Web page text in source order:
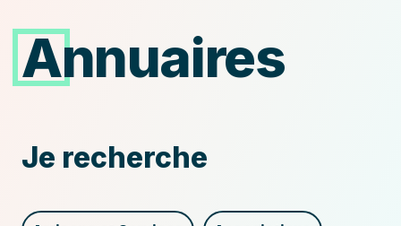
Annuaires
le
service
Je recherche